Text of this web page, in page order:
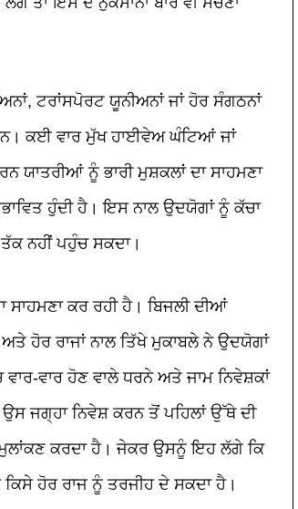
, ਟਰਾਂਸਪੋਰਟ ਯੂਨੀਅਨਾਂ ਜਾਂ ਹੋਰ ਸੰਗਠਨਾਂ
ਕਈ ਵਾਰ ਮੁੱਖ ਹਾਈਵੇਅ ਘੰਟਿਆਂ ਜਾਂ
ਯਾਤਰੀਆਂ ਨੂੰ ਭਾਰੀ ਮੁਸ਼ਕਲਾਂ ਦਾ ਸਾਹਮਣਾ
ਹੁੰਦੀ ਹੈ। ਇਸ ਨਾਲ ਉਦਯੋਗਾਂ ਨੂੰ ਕੱਚਾ
ਨਹੀਂ ਪਹੁੰਚ ਸਕਦਾ।
ਕਰ ਰਹੀ ਹੈ। ਬਿਜਲੀ ਦੀਆਂ
ਹੋਰ ਰਾਜਾਂ ਨਾਲ ਤਿੱਖੇ ਮੁਕਾਬਲੇ ਨੇ ਉਦਯੋਗਾਂ
ਵਾਰ-ਵਾਰ ਹੋਣ ਵਾਲੇ ਧਰਨੇ ਅਤੇ ਜਾਮ ਨਿਵੇਸ਼ਕਾਂ
ਜਗ੍ਹਾ ਨਿਵੇਸ਼ ਕਰਨ ਤੋਂ ਪਹਿਲਾਂ ਉੱਥੇ ਦੀ
ਕਰਦਾ ਹੈ। ਜੇਕਰ ਉਸਨੂੰ ਇਹ ਲੱਗੇ ਕਿ
ਕਿਸੇ ਹੋਰ ਰਾਜ ਨੂੰ ਤਰਜੀਹ ਦੇ ਸਕਦਾ ਹੈ।